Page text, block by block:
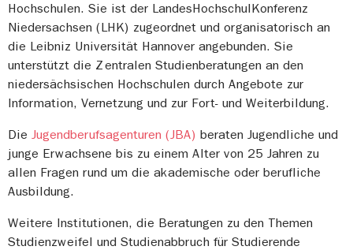
Hochschulen. Sie ist der LandesHochschulKonferenz
Niedersachsen (LHK) zugeordnet und organisatorisch an
die Leibniz Universität Hannover angebunden. Sie
unterstützt die Zentralen Studienberatungen an den
niedersächsischen Hochschulen durch Angebote zur
Information, Vernetzung und zur Fort- und Weiterbildung.
Die Jugendberufsagenturen (JBA) beraten Jugendliche und
junge Erwachsene bis zu einem Alter von 25 Jahren zu
allen Fragen rund um die akademische oder berufliche
Ausbildung.
Weitere Institutionen, die Beratungen zu den Themen
Studienzweifel und Studienabbruch für Studierende